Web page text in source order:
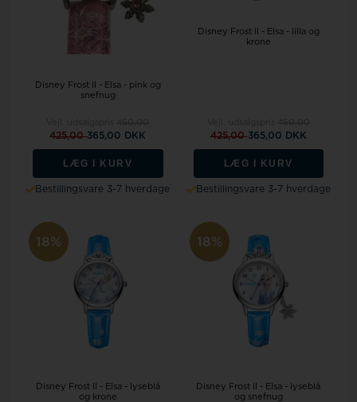
Disney Frost II - Elsa - pink og
snefnug
425,00365,00 DKK
LÆG I KURV
Bestillingsvare 3-7 hverdage
Disney Frost II - Elsa - lilla og
krone
425,00365,00 DKK
LÆG I KURV
Bestillingsvare 3-7 hverdage
18%
Disney Frost II - Elsa - lyseblå
og krone
18%
Disney Frost II - Elsa - lyseblå
og snefnug